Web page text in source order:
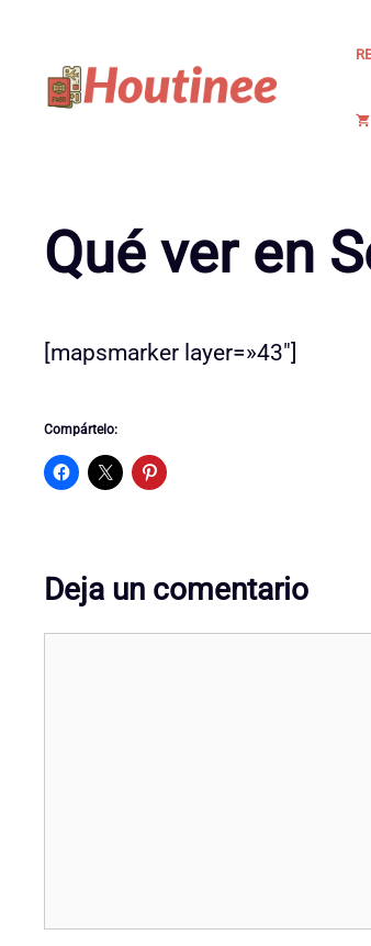
contenido
Qué ver en
[mapsmarker layer=»43″]
Compártelo:
Deja un comentario